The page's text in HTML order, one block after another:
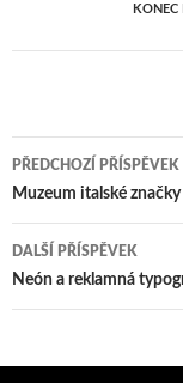
KONEC
Navigace
pro
příspěvky
PŘEDCHOZÍ PŘÍSPĚVEK
Muzeum italské
DALŠÍ PŘÍSPĚVEK
Neón a reklamná